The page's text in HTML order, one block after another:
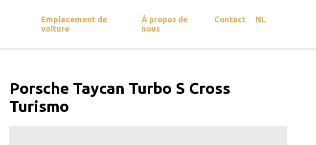
Emplacement de
voiture
À propos de
nous
Contact NL
Porsche Taycan Turbo S Cross
Turismo